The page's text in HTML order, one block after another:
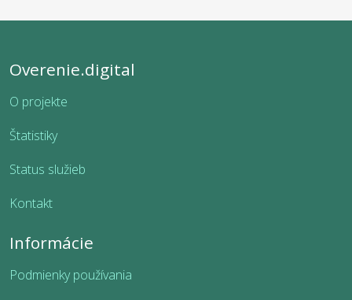
Overenie.digital
O projekte
Štatistiky
Status služieb
Kontakt
Informácie
Podmienky používania